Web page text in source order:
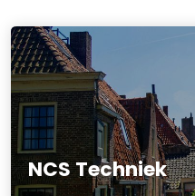
NCS Techniek